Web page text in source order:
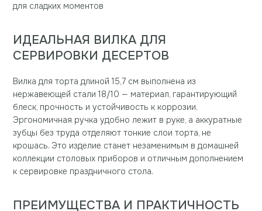
для сладких моментов
ИДЕАЛЬНАЯ ВИЛКА ДЛЯ
СЕРВИРОВКИ ДЕСЕРТОВ
Вилка для торта длиной 15,7 см выполнена из
нержавеющей стали 18/10 — материал, гарантирующий
блеск, прочность и устойчивость к коррозии.
Эргономичная ручка удобно лежит в руке, а аккуратные
зубцы без труда отделяют тонкие слои торта, не
крошась. Это изделие станет незаменимым в домашней
коллекции столовых приборов и отличным дополнением
к сервировке праздничного стола.
ПРЕИМУЩЕСТВА И ПРАКТИЧНОСТЬ